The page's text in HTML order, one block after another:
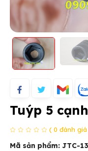
Tuýp 5
( 0 đánh giá
Mã sản phẩm: JTC-